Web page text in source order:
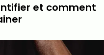
et comment